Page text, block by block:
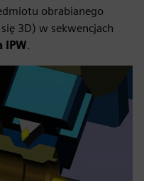
obrabianego
3D) w sekwencjach
IPW.